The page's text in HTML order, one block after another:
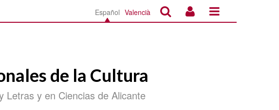
Español Valencià
de la Cultura
Letras y en Ciencias de Alicante